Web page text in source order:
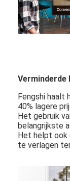
Video's
Ongeveer
Verminderde
Fengshi haalt
40% lagere
Het gebruik
belangrijkste
Het helpt ook
te verlagen